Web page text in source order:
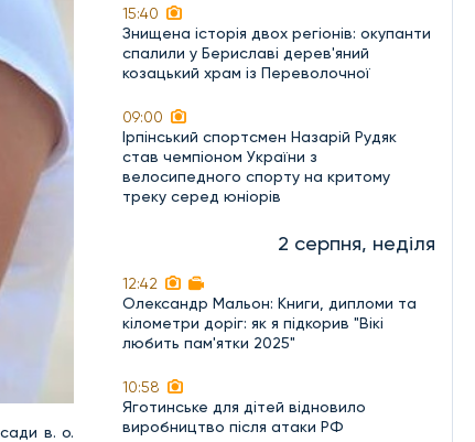
в. о.
15:40
Знищена історія двох регіонів: окупанти
спалили у Бериславі дерев'яний
козацький храм із Переволочної
09:00
Ірпінський спортсмен Назарій Рудяк
став чемпіоном України з
велосипедного спорту на критому
треку серед юніорів
2 серпня, неділя
12:42
Олександр Мальон: Книги, дипломи та
кілометри доріг: як я підкорив "Вікі
любить пам'ятки 2025"
10:58
Яготинське для дітей відновило
виробництво після атаки РФ